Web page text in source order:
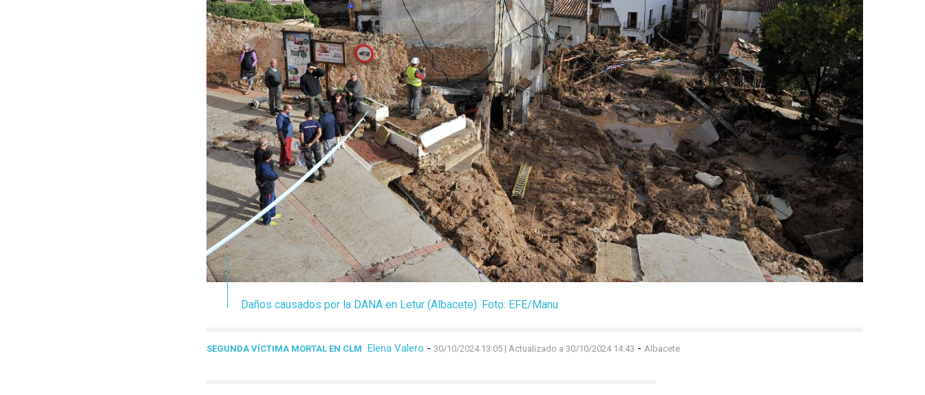
Daños causados por la DANA en Letur (Albacete). Foto: EFE/Manu
SEGUNDA VÍCTIMA MORTAL EN CLM Elena Valero - 30/10/2024 13:05 | Actualizado a 30/10/2024 14:43 - Albacete